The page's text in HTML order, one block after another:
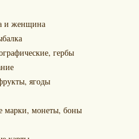
и женщина
гербы
ягоды
марки, монеты, боны